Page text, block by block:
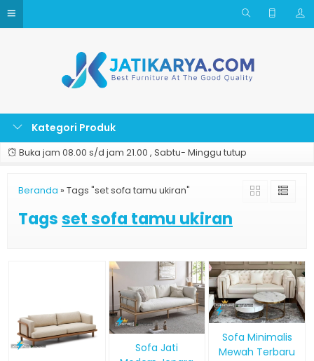
Kategori Produk
Buka jam 08.00 s/d jam 21.00 , Sabtu- Minggu tutup
Beranda » Tags "set sofa tamu ukiran"
Tagsset sofa tamu ukiran
Sofa Jati
Sofa Minimalis
Mewah Terbaru